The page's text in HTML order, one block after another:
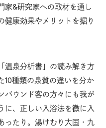
家&研究家への取材を通し
健康効果やメリットを掘り
温泉分析書」の読み解き方
10種類の泉質の違いを分か
バウンド客の方々にも我が
に、正しい入浴法を微に入
ったり。湯けむり大国・九